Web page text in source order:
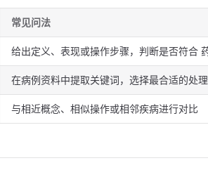
常见问法
给出定义、表现或操作步骤，判断是否符合
在病例资料中提取关键词，选择最合适的处
与相近概念、相似操作或相邻疾病进行对比